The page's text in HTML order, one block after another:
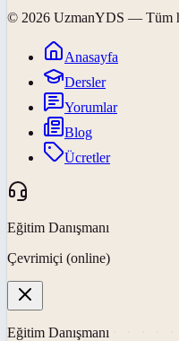
© 2026 UzmanYDS — Tüm
Anasayfa
Dersler
Yorumlar
Blog
Ücretler
Eğitim Danışmanı
Çevrimiçi (online)
Eğitim Danışmanı